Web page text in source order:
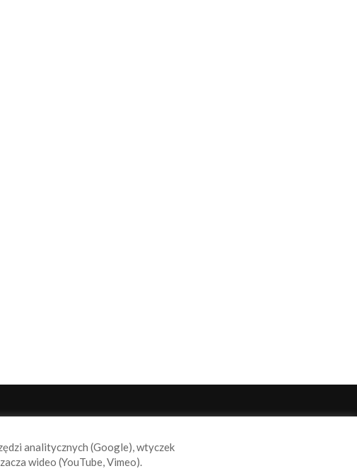
analitycznych (Google), wtyczek
wideo (YouTube, Vimeo).